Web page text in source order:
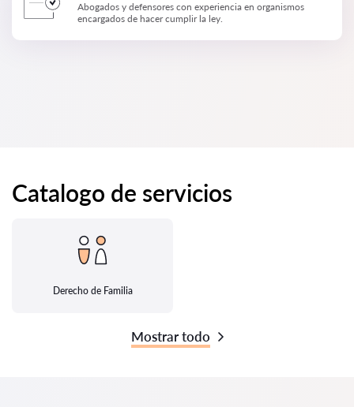
Abogados y defensores con experiencia en organismos
encargados de hacer cumplir la ley.
Catalogo de servicios
Derecho de Familia
Mostrar todo